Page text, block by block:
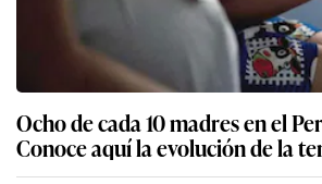
Ocho de cada 10 madres en el
Conoce aquí la evolución de la